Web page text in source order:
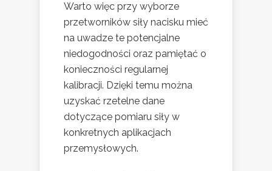
Warto więc przy wyborze
przetworników siły nacisku mieć
na uwadze te potencjalne
niedogodności oraz pamiętać o
konieczności regularnej
kalibracji. Dzięki temu można
uzyskać rzetelne dane
dotyczące pomiaru siły w
konkretnych aplikacjach
przemysłowych.